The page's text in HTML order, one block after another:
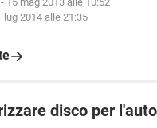
lug 2014 alle 21:35
disco per